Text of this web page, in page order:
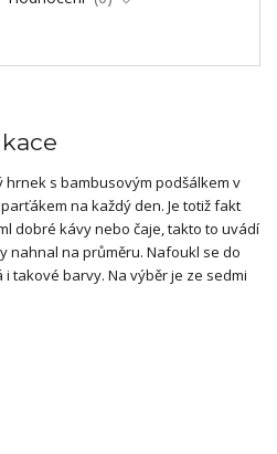
s bambusovým podšálkem v
na každý den. Je totiž fakt
dobré kávy nebo čaje, takto to uvádí
nahnal na průměru. Nafoukl se do
takové barvy. Na výběr je ze sedmi